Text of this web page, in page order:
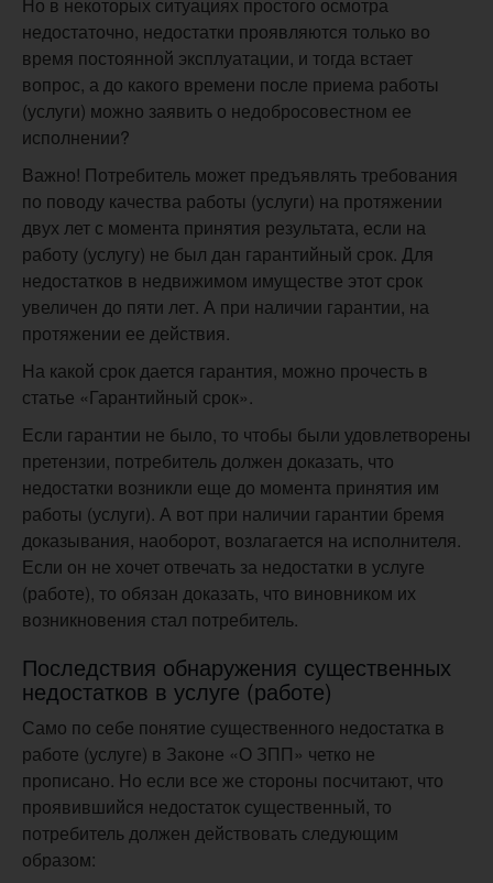
недостаточно, недостатки проявляются только во
время постоянной эксплуатации, и тогда встает
вопрос, а до какого времени после приема работы
(услуги) можно заявить о недобросовестном ее
исполнении?
Важно! Потребитель может предъявлять требования
по поводу качества работы (услуги) на протяжении
двух лет с момента принятия результата, если на
работу (услугу) не был дан гарантийный срок. Для
недостатков в недвижимом имуществе этот срок
увеличен до пяти лет. А при наличии гарантии, на
протяжении ее действия.
На какой срок дается гарантия, можно прочесть в
статье «Гарантийный срок».
Если гарантии не было, то чтобы были удовлетворены
претензии, потребитель должен доказать, что
недостатки возникли еще до момента принятия им
работы (услуги). А вот при наличии гарантии бремя
доказывания, наоборот, возлагается на исполнителя.
Если он не хочет отвечать за недостатки в услуге
(работе), то обязан доказать, что виновником их
возникновения стал потребитель.
Последствия обнаружения существенных
недостатков в услуге (работе)
Само по себе понятие существенного недостатка в
работе (услуге) в Законе «О ЗПП» четко не
прописано. Но если все же стороны посчитают, что
проявившийся недостаток существенный, то
потребитель должен действовать следующим
образом: